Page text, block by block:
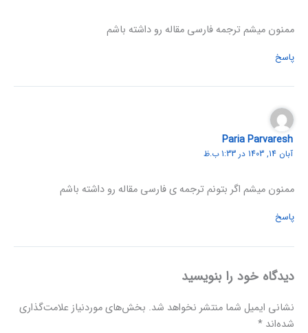
ممنون میشم ترجمه فارسی مقاله رو داشته باشم
پاسخ
Paria Parvaresh
آبان 14, 1403 در 1:33 ب.ظ
ممنون میشم اگر بتونم ترجمه ی فارسی مقاله رو داشته باشم
پاسخ
دیدگاه‌ خود را بنویسید
نشانی ایمیل شما منتشر نخواهد شد. بخش‌های موردنیاز علامت‌گذاری
شده‌اند *